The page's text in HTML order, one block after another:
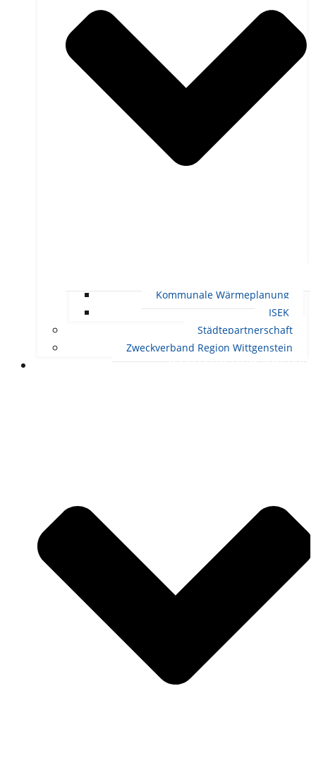
Kommunale Wärmeplanung
ISEK
Städtepartnerschaft
Zweckverband Region Wittgenstein
RATHAUS UND POLITIK